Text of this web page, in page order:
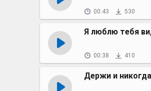
00:43 530
Я люблю тебя
00:38 410
Держи и